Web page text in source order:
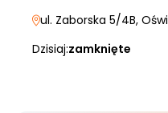
ul. Zaborska 5/4B,
Dzisiaj:zamknięte